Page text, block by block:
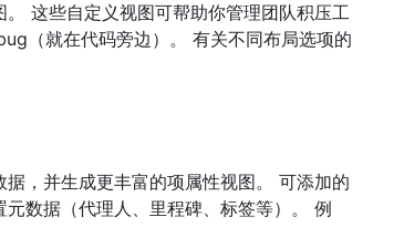
这些自定义视图可帮助你管理团队积压工
（就在代码旁边）。 有关不同布局选项的
，并生成更丰富的项属性视图。 可添加的
数据（代理人、里程碑、标签等）。 例